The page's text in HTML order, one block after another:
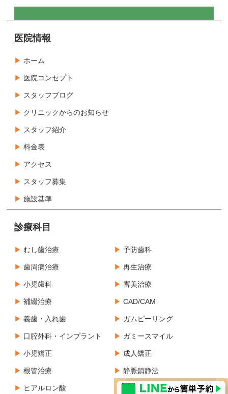
医院情報
ホーム
医院コンセプト
スタッフブログ
クリニックからのお知らせ
スタッフ紹介
料金表
アクセス
スタッフ募集
施設基準
診療科目
むし歯治療 予防歯科
歯周病治療 再生治療
小児歯科 審美治療
補綴治療 CAD/CAM
義歯・入れ歯 ガムピーリング
口腔外科・インプラント ガミースマイル
小児矯正 成人矯正
根管治療 静脈鎮静法
ヒアルロン酸 ボツリヌス製剤治療